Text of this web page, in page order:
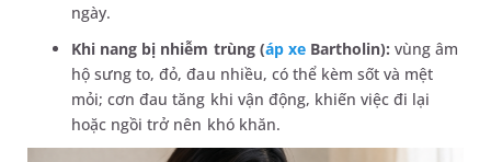
ngày.
Khi nang bị nhiễm trùng (áp xeBartholin): vùng âm
hộ sưng to, đỏ, đau nhiều, có thể kèm sốt và mệt
mỏi; cơn đau tăng khi vận động, khiến việc đi lại
hoặc ngồi trở nên khó khăn.